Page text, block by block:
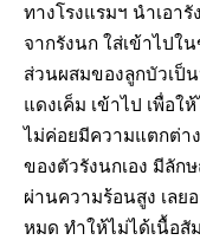
ทางโรงแรมฯ นำเอา
จากรังนก ใส่เข้าไปใ
ส่วนผสมของลูกบัวเป็
แดงเค็ม เข้าไป เพื่อ
ไม่ค่อยมีความแตกต่า
ของตัวรังนกเอง มีลัก
ผ่านความร้อนสูง เลย
หมด ทำให้ไม่ได้เนื้อสั